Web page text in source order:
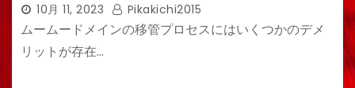
10月 11, 2023 Pikakichi2015
ムームードメインの移管プロセスにはいくつかのデメ
リットが存在…